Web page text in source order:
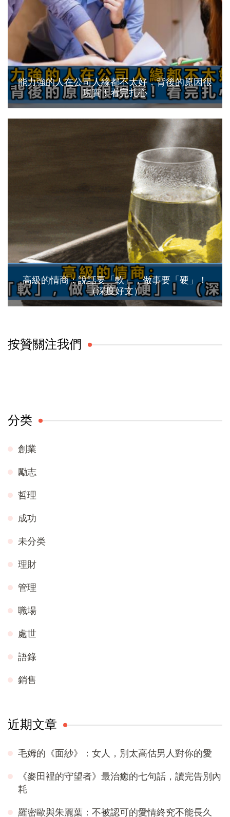
能力強的人在公司人緣都不太好，背後的原因很
現實！看完扎心
高級的情商：說話要「軟」，做事要「硬」！
（深度好文）
按贊關注我們
分类
創業
勵志
哲理
成功
未分类
理財
管理
職場
處世
語錄
銷售
近期文章
毛姆的《面紗》：女人，別太高估男人對你的愛
《麥田裡的守望者》最治癒的七句話，讀完告別內
耗
羅密歐與朱麗葉：不被認可的愛情終究不能長久